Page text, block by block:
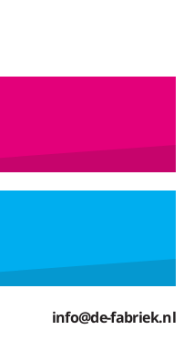
info@de-fabriek.nl